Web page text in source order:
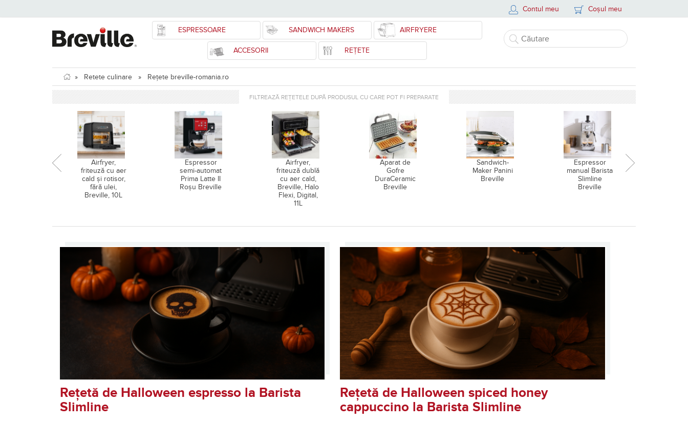
Contul meu Coșul meu
ESPRESSOARE SANDWICH MAKERS AIRFRYERE
ACCESORII REȚETE
» Retete culinare » Rețete breville-romania.ro
FILTREAZĂ REȚETELE DUPĂ PRODUSUL CU CARE POT FI PREPARATE
Airfryer,
friteuză cu aer
cald și rotisor,
fără ulei,
Breville, 10L
Espressor
semi-automat
Prima Latte II
Roșu Breville
Airfryer,
friteuză dublă
cu aer cald,
Breville, Halo
Flexi, Digital,
11L
Aparat de
Gofre
DuraCeramic
Breville
Sandwich-
Maker Panini
Breville
Espressor
manual Barista
Slimline
Breville
Retete pentru Breville Barista Slimline – Espressor Manual Compact
Rețetă de Halloween espresso la Barista
Slimline
Rețetă de Halloween spiced honey
cappuccino la Barista Slimline